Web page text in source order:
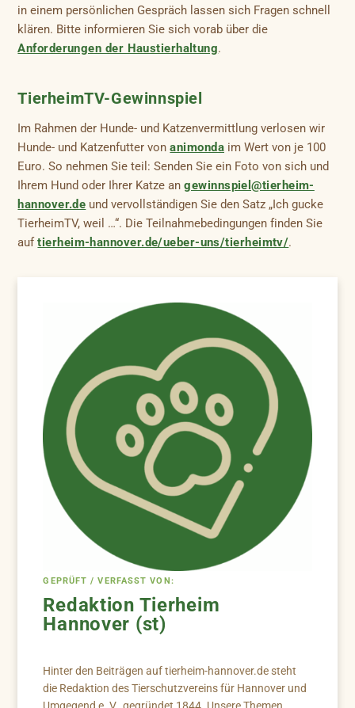
in einem persönlichen Gespräch lassen sich Fragen schnell
klären. Bitte informieren Sie sich vorab über die
Anforderungen der Haustierhaltung.
TierheimTV-Gewinnspiel
Im Rahmen der Hunde- und Katzenvermittlung verlosen wir
Hunde- und Katzenfutter vonanimonda im Wert von je 100
Euro. So nehmen Sie teil: Senden Sie ein Foto von sich und
Ihrem Hund oder Ihrer Katze angewinnspiel@tierheim-
hannover.de und vervollständigen Sie den Satz „Ich gucke
TierheimTV, weil …“. Die Teilnahmebedingungen finden Sie
auftierheim-hannover.de/ueber-uns/tierheimtv/.
GEPRÜFT / VERFASST VON:
Redaktion Tierheim
Hannover (st)
Hinter den Beiträgen auf tierheim-hannover.de steht
die Redaktion des Tierschutzvereins für Hannover und